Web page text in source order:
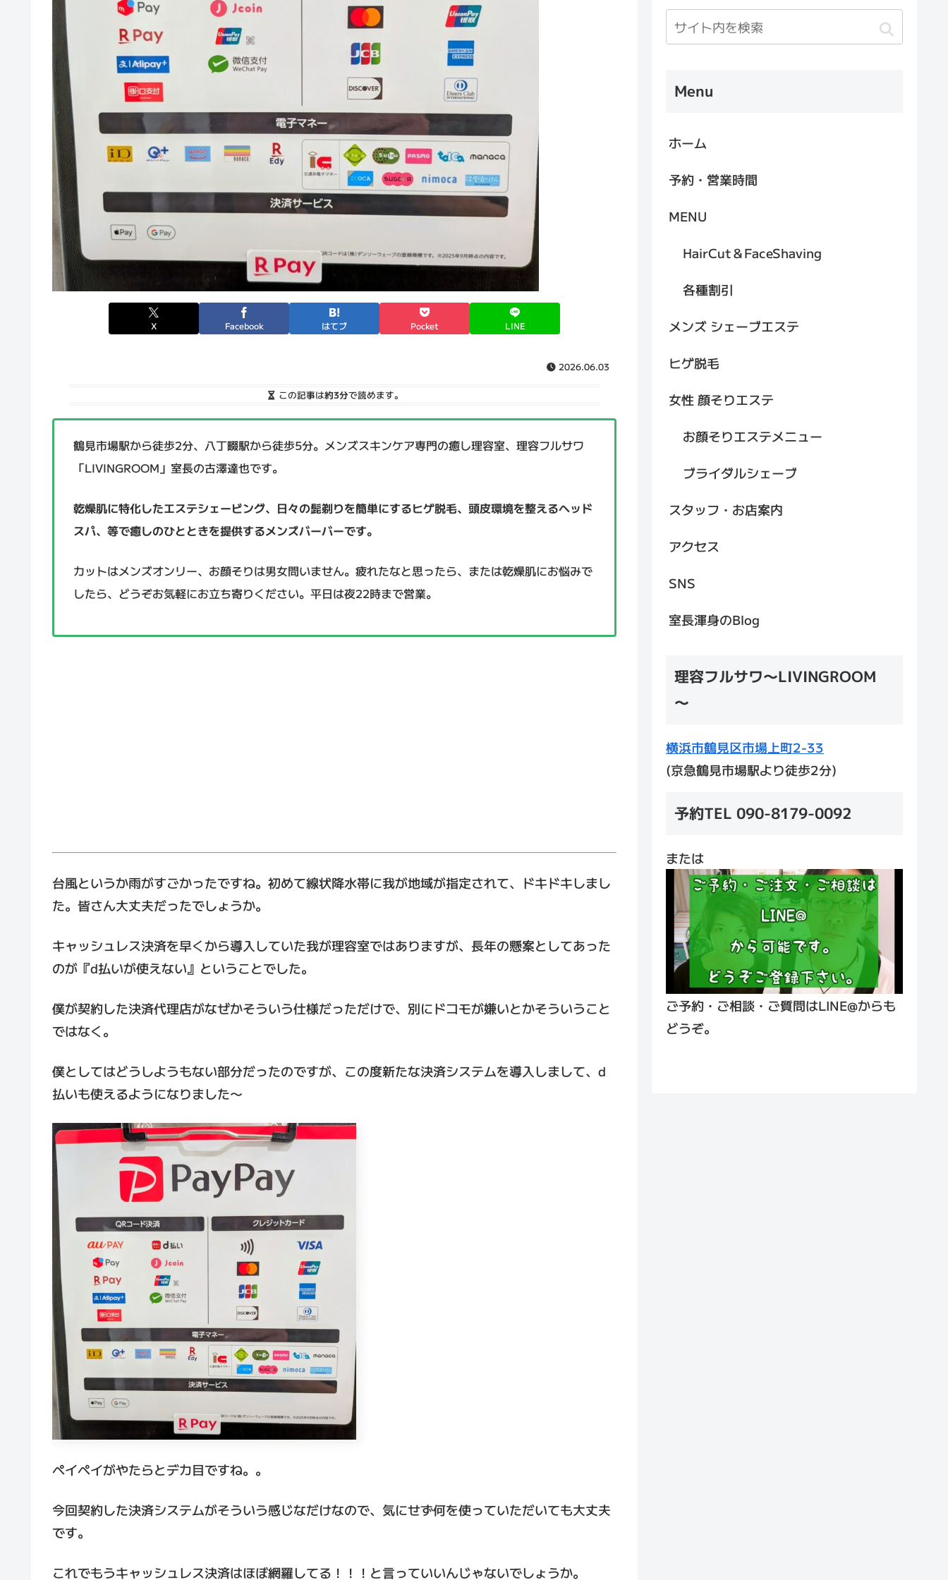
X Facebook はてブ Pocket LINE
2026.06.03
この記事は約3分で読めます。
鶴見市場駅から徒歩2分、八丁畷駅から徒歩5分。メンズスキンケア専門の癒し理容室、理容フルサワ
「LIVINGROOM」室長の古澤達也です。
乾燥肌に特化したエステシェービング、日々の髭剃りを簡単にするヒゲ脱毛、頭皮環境を整えるヘッド
スパ、等で癒しのひとときを提供するメンズバーバーです。
カットはメンズオンリー、お顔そりは男女問いません。疲れたなと思ったら、または乾燥肌にお悩みで
したら、どうぞお気軽にお立ち寄りください。平日は夜22時まで営業。
台風というか雨がすごかったですね。初めて線状降水帯に我が地域が指定されて、ドキドキしまし
た。皆さん大丈夫だったでしょうか。
キャッシュレス決済を早くから導入していた我が理容室ではありますが、長年の懸案としてあった
のが『d払いが使えない』ということでした。
僕が契約した決済代理店がなぜかそういう仕様だっただけで、別にドコモが嫌いとかそういうこと
ではなく。
僕としてはどうしようもない部分だったのですが、この度新たな決済システムを導入しまして、d
払いも使えるようになりました〜
ペイペイがやたらとデカ目ですね。。
今回契約した決済システムがそういう感じなだけなので、気にせず何を使っていただいても大丈夫
です。
これでもうキャッシュレス決済はほぼ網羅してる！！！と言っていいんじゃないでしょうか。
Menu
ホーム
予約・営業時間
MENU
HairCut＆FaceShaving
各種割引
メンズ シェーブエステ
ヒゲ脱毛
女性 顔そりエステ
お顔そりエステメニュー
ブライダルシェーブ
スタッフ・お店案内
アクセス
SNS
室長渾身のBlog
理容フルサワ～LIVINGROOM
～
横浜市鶴見区市場上町2-33
(京急鶴見市場駅より徒歩2分)
予約TEL 090-8179-0092
または
ご予約・ご相談・ご質問はLINE@からも
どうぞ。